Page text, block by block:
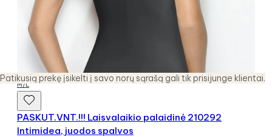
Patikusią prekę įsikelti į savo norų sąrašą gali tik prisijunge klientai.
M/L
PASKUT.VNT.!!! Laisvalaikio palaidinė 210292
Intimidea, juodos spalvos